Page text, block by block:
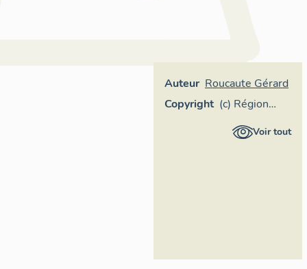
Auteur Roucaute Gérard
Copyright (c) Région
Provence-Voir tout